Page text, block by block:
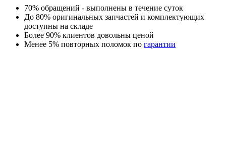
70% обращений - выполнены в течение суток
До 80% оригинальных запчастей и комплектующих
доступны на складе
Более 90% клиентов довольны ценой
Менее 5% повторных поломок по гарантии